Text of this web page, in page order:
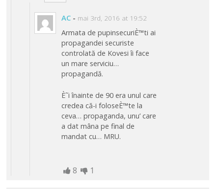
AC - mai 3rd, 2016 at 19:52
Armata de pupinsecuriÈ™ti ai
propagandei securiste
controlată de Kovesi îi face
un mare serviciu…
propagandă.
È˜i înainte de 90 era unul care
credea că-i foloseÈ™te la
ceva… propaganda, unu’ care
a dat mâna pe final de
mandat cu… MRU.
8 1